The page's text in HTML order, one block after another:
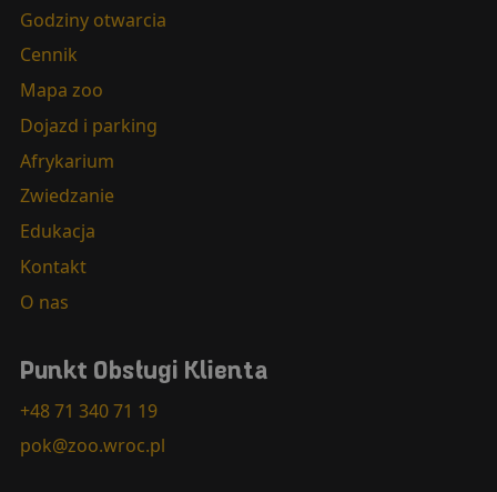
Godziny otwarcia
Cennik
Mapa zoo
Dojazd i parking
Afrykarium
Zwiedzanie
Edukacja
Kontakt
O nas
Punkt Obsługi Klienta
+48 71 340 71 19
pok@zoo.wroc.pl